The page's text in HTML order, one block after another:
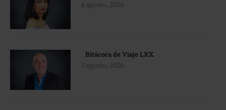
4 agosto, 2026
Bitácora de Viaje LXX
3 agosto, 2026